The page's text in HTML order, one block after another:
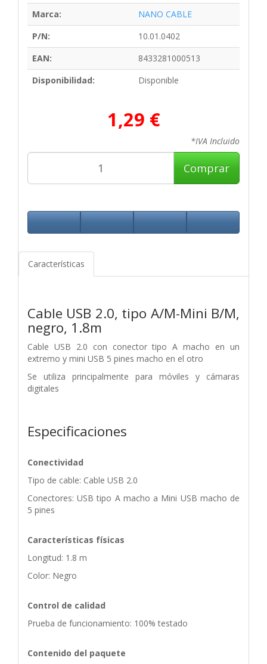
Marca:
NANO CABLE
P/N:
10.01.0402
EAN:
8433281000513
Disponibilidad:
Disponible
1,29 €
*IVA Incluido
Comprar
Características
Cable USB 2.0, tipo A/M-Mini B/M,
negro, 1.8m
Cable USB 2.0 con conector tipo A macho en un
extremo y mini USB 5 pines macho en el otro
Se utiliza principalmente para móviles y cámaras
digitales
Especificaciones
Conectividad
Tipo de cable: Cable USB 2.0
Conectores: USB tipo A macho a Mini USB macho de
5 pines
Características físicas
Longitud: 1.8 m
Color: Negro
Control de calidad
Prueba de funcionamiento: 100% testado
Contenido del paquete